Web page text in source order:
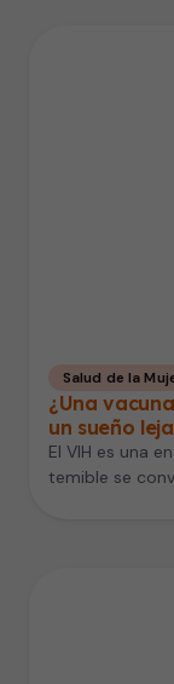
Salud de la
¿Una
un sueño
El VIH es una
temible se